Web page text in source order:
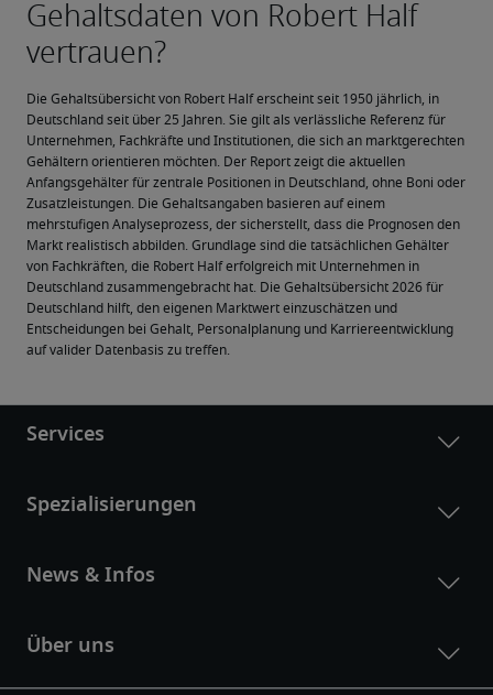
Die Gehaltsübersicht von Robert Half erscheint seit 1950 jährlich, in
Deutschland seit über 25 Jahren. Sie gilt als verlässliche Referenz für
Unternehmen, Fachkräfte und Institutionen, die sich an marktgerechten
Gehältern orientieren möchten. Der Report zeigt die aktuellen
Anfangsgehälter für zentrale Positionen in Deutschland, ohne Boni oder
Zusatzleistungen. Die Gehaltsangaben basieren auf einem
mehrstufigen Analyseprozess, der sicherstellt, dass die Prognosen den
Markt realistisch abbilden. Grundlage sind die tatsächlichen Gehälter
von Fachkräften, die Robert Half erfolgreich mit Unternehmen in
Deutschland zusammengebracht hat. Die Gehaltsübersicht 2026 für
Deutschland hilft, den eigenen Marktwert einzuschätzen und
Entscheidungen bei Gehalt, Personalplanung und Karriereentwicklung
auf valider Datenbasis zu treffen.